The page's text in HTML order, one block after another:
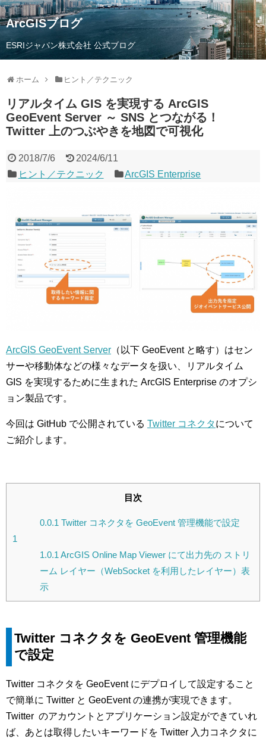
ArcGISブログ
ESRIジャパン株式会社 公式ブログ
ホーム ヒント／テクニック
リアルタイム GIS を実現する ArcGIS
GeoEvent Server ～ SNS とつながる！
Twitter 上のつぶやきを地図で可視化
2018/7/6
2024/6/11
ヒント／テクニック
ArcGIS Enterprise
ArcGIS GeoEvent Server （以下 GeoEvent と略す）はセン
サーや移動体などの様々なデータを扱い、リアルタイム
GIS を実現するために生まれた ArcGIS Enterprise のオプシ
ョン製品です。
今回は GitHub で公開されている Twitter コネクタについて
ご紹介します。
目次
0.0.1 Twitter コネクタを GeoEvent 管理機能で設定
1
1.0.1 ArcGIS Online Map Viewer にて出力先の ストリ
ーム レイヤー（WebSocket を利用したレイヤー）表
示
Twitter コネクタを GeoEvent 管理機能
で設定
Twitter コネクタを GeoEvent にデプロイして設定すること
で簡単に Twitter と GeoEvent の連携が実現できます。
Twitter のアカウントとアプリケーション設定ができていれ
ば、あとは取得したいキーワードを Twitter 入力コネクタに